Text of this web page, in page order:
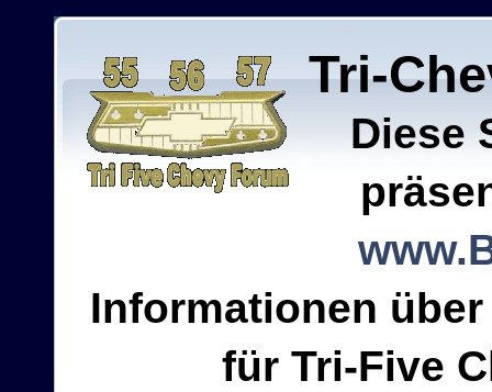
Tri-
Diese
Informationen
für Tri-Five